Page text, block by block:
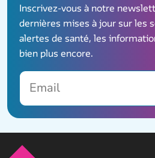
Inscrivez-vous à notre
dernières mises à jour sur les
alertes de santé, les
bien plus encore.
Email